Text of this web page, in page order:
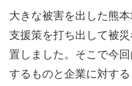
大きな被害を出した熊
支援策を打ち出して被
置しました。そこで今
するものと企業に対す